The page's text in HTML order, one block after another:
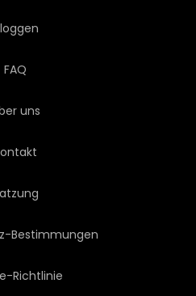
FAQ
uns
Bestimmungen
Richtlinie